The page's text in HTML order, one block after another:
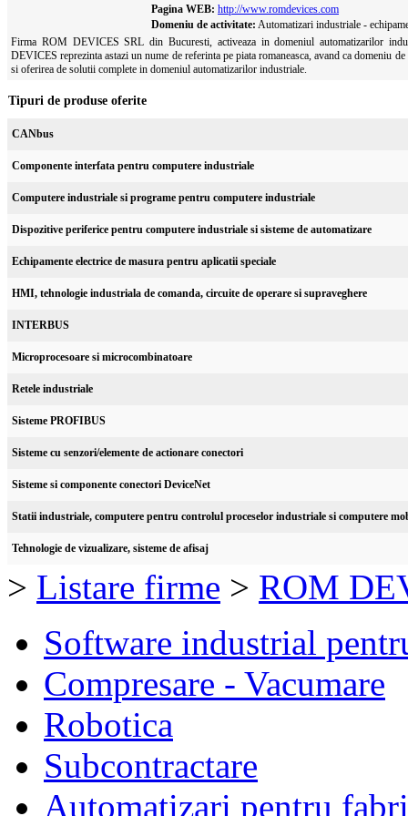
Pagina WEB: http://www.romdevices.com
Domeniu de activitate: Automatizari industriale -
Firma ROM DEVICES SRL din Bucuresti, activeaza in domeniul automatizarilor
DEVICES reprezinta astazi un nume de referinta pe piata romaneasca, avand ca domeniu
si oferirea de solutii complete in domeniul automatizarilor industriale.
Tipuri de produse oferite
CANbus
Componente interfata pentru computere industriale
Computere industriale si programe pentru computere industriale
Dispozitive periferice pentru computere industriale si sisteme de automatizare
Echipamente electrice de masura pentru aplicatii speciale
HMI, tehnologie industriala de comanda, circuite de operare si supraveghere
INTERBUS
Microprocesoare si microcombinatoare
Retele industriale
Sisteme PROFIBUS
Sisteme cu senzori/elemente de actionare conectori
Sisteme si componente conectori DeviceNet
Statii industriale, computere pentru controlul proceselor industriale si computere
Tehnologie de vizualizare, sisteme de afisaj
> Listare firme > ROM
Software industrial
Compresare - Vacumare
Robotica
Subcontractare
Automatizari pentru